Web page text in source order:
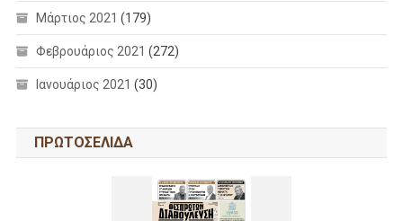
Μάρτιος 2021 (179)
Φεβρουάριος 2021 (272)
Ιανουάριος 2021 (30)
ΠΡΩΤΟΣΕΛΙΔΑ